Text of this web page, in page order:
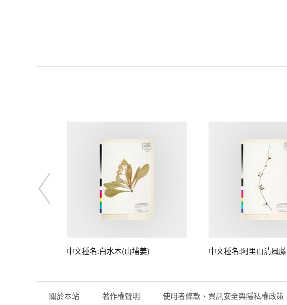
中文種名:白水木(山埔姜) 中文種名:阿里山清風藤
關於本站 著作權聲明 使用者條款、資訊安全與隱私權政策